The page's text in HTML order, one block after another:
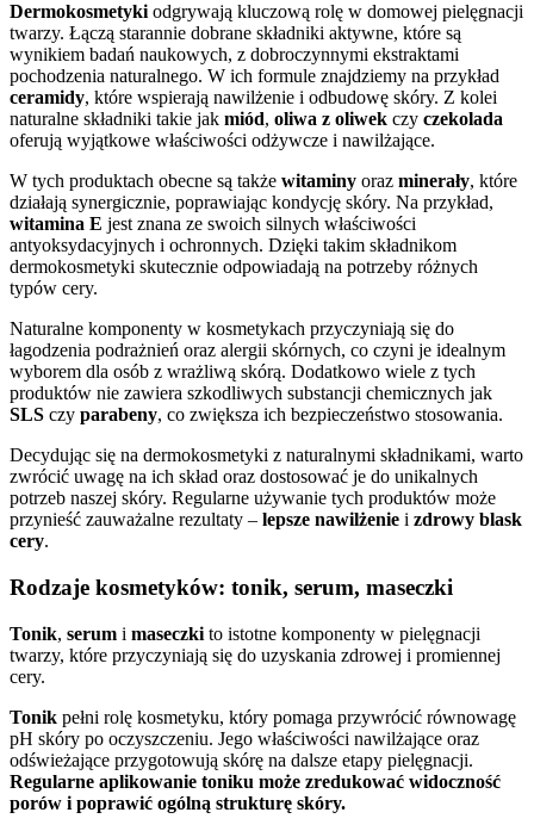
Dermokosmetyki odgrywają kluczową rolę w domowej pielęgnacji
twarzy. Łączą starannie dobrane składniki aktywne, które są
wynikiem badań naukowych, z dobroczynnymi ekstraktami
pochodzenia naturalnego. W ich formule znajdziemy na przykład
ceramidy, które wspierają nawilżenie i odbudowę skóry. Z kolei
naturalne składniki takie jak miód, oliwa z oliwek czy czekolada
oferują wyjątkowe właściwości odżywcze i nawilżające.
W tych produktach obecne są także witaminy oraz minerały, które
działają synergicznie, poprawiając kondycję skóry. Na przykład,
witamina E jest znana ze swoich silnych właściwości
antyoksydacyjnych i ochronnych. Dzięki takim składnikom
dermokosmetyki skutecznie odpowiadają na potrzeby różnych
typów cery.
Naturalne komponenty w kosmetykach przyczyniają się do
łagodzenia podrażnień oraz alergii skórnych, co czyni je idealnym
wyborem dla osób z wrażliwą skórą. Dodatkowo wiele z tych
produktów nie zawiera szkodliwych substancji chemicznych jak
SLS czy parabeny, co zwiększa ich bezpieczeństwo stosowania.
Decydując się na dermokosmetyki z naturalnymi składnikami, warto
zwrócić uwagę na ich skład oraz dostosować je do unikalnych
potrzeb naszej skóry. Regularne używanie tych produktów może
przynieść zauważalne rezultaty – lepsze nawilżenie i zdrowy blask
cery.
Rodzaje kosmetyków: tonik, serum, maseczki
Tonik, serum i maseczki to istotne komponenty w pielęgnacji
twarzy, które przyczyniają się do uzyskania zdrowej i promiennej
cery.
Tonik pełni rolę kosmetyku, który pomaga przywrócić równowagę
pH skóry po oczyszczeniu. Jego właściwości nawilżające oraz
odświeżające przygotowują skórę na dalsze etapy pielęgnacji.
Regularne aplikowanie toniku może zredukować widoczność
porów i poprawić ogólną strukturę skóry.